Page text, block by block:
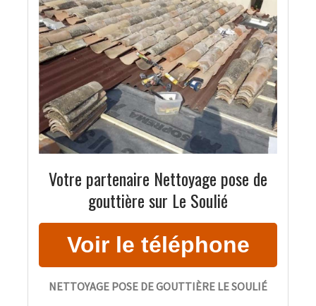
Votre partenaire Nettoyage pose de
gouttière sur Le Soulié
NETTOYAGE POSE DE GOUTTIÈRE LE SOULIÉ